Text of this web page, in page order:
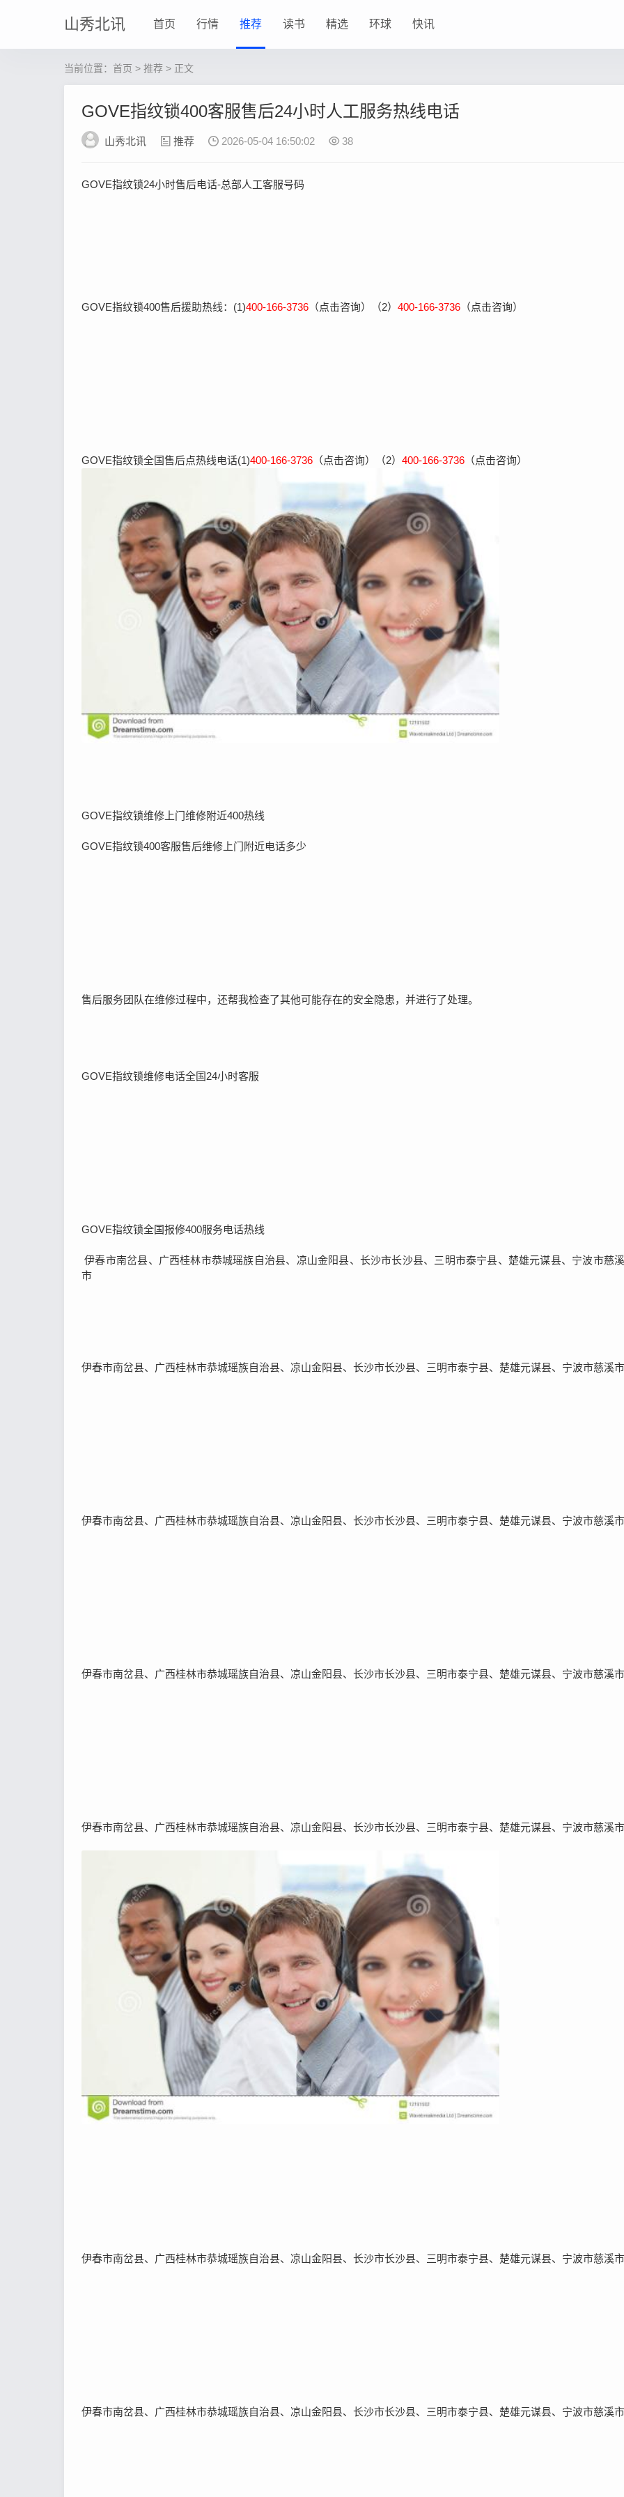
山秀北讯 首页 行情 推荐 读书 精选 环球 快讯
当前位置： 首页 > 推荐 > 正文
GOVE指纹锁400客服售后24小时人工服务热线电话
山秀北讯 推荐 2026-05-04 16:50:02 38
GOVE指纹锁24小时售后电话-总部人工客服号码
GOVE指纹锁400售后援助热线：(1)400-166-3736 （点击咨询）（2） 400-166-3736 （点击咨询）
GOVE指纹锁全国售后点热线电话(1)400-166-3736 （点击咨询）（2） 400-166-3736 （点击咨询）
GOVE指纹锁维修上门维修附近400热线
GOVE指纹锁400客服售后维修上门附近电话多少
售后服务团队在维修过程中，还帮我检查了其他可能存在的安全隐患，并进行了处理。
GOVE指纹锁维修电话全国24小时客服
GOVE指纹锁全国报修400服务电话热线
伊春市南岔县、广西桂林市恭城瑶族自治县、凉山金阳县、长沙市长沙县、三明市泰宁县、楚雄元谋县、宁波市慈溪
市
伊春市南岔县、广西桂林市恭城瑶族自治县、凉山金阳县、长沙市长沙县、三明市泰宁县、楚雄元谋县、宁波市慈溪市
伊春市南岔县、广西桂林市恭城瑶族自治县、凉山金阳县、长沙市长沙县、三明市泰宁县、楚雄元谋县、宁波市慈溪市
伊春市南岔县、广西桂林市恭城瑶族自治县、凉山金阳县、长沙市长沙县、三明市泰宁县、楚雄元谋县、宁波市慈溪市
伊春市南岔县、广西桂林市恭城瑶族自治县、凉山金阳县、长沙市长沙县、三明市泰宁县、楚雄元谋县、宁波市慈溪市
伊春市南岔县、广西桂林市恭城瑶族自治县、凉山金阳县、长沙市长沙县、三明市泰宁县、楚雄元谋县、宁波市慈溪市
伊春市南岔县、广西桂林市恭城瑶族自治县、凉山金阳县、长沙市长沙县、三明市泰宁县、楚雄元谋县、宁波市慈溪市